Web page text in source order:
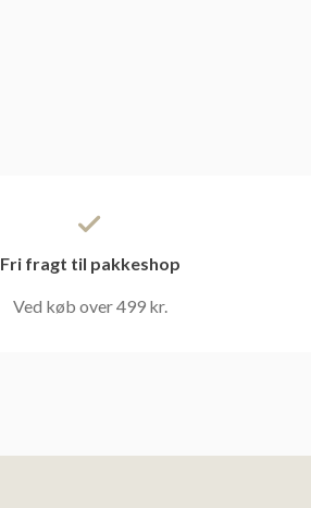
Fri fragt til pakkeshop
Ved køb over 499 kr.